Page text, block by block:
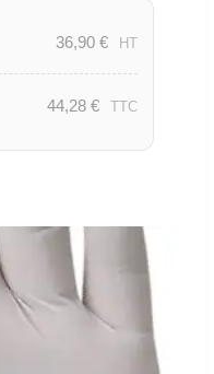
36,90 € HT
44,28 € TTC